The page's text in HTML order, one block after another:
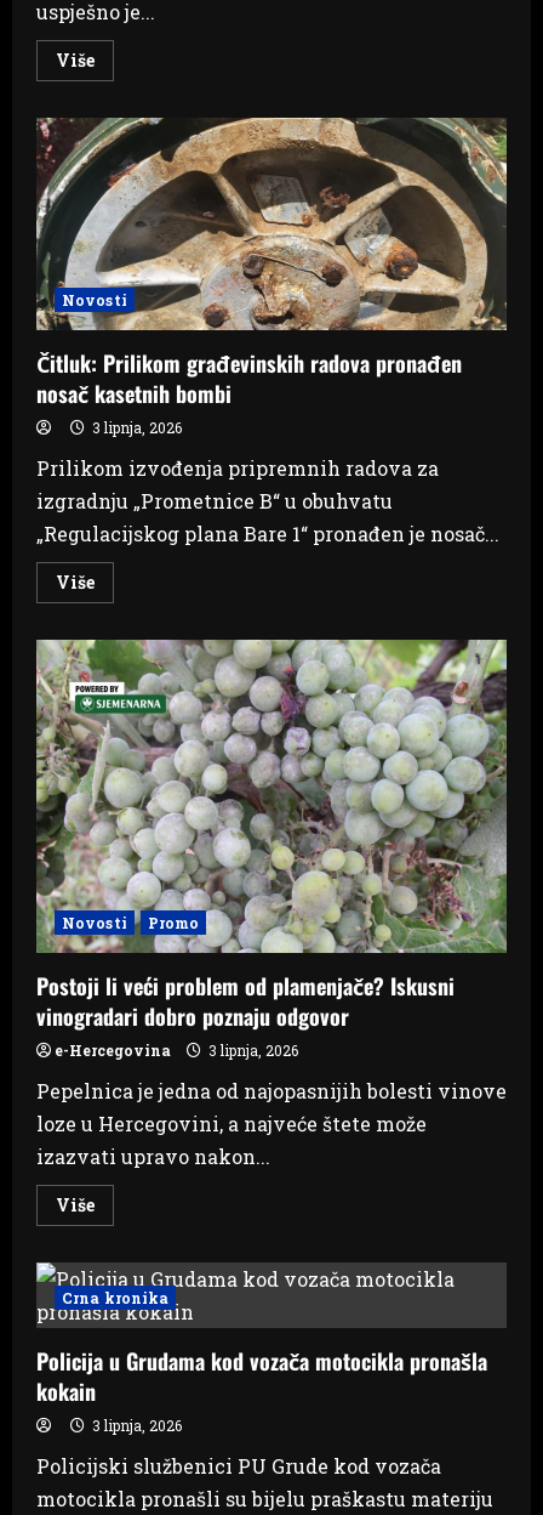
uspješno je...
VišeRead
more
Brijeg:
Završen
program
obuke
prve
pomoći
za
školsko
osoblje
Novosti
Čitluk: Prilikom građevinskih radova pronađen
nosač kasetnih bombi
3 lipnja, 2026
Prilikom izvođenja pripremnih radova za
izgradnju „Prometnice B“ u obuhvatu
„Regulacijskog plana Bare 1“ pronađen je nosač...
VišeRead
more
Prilikom
građevinskih
radova
pronađen
nosač
kasetnih
bombi
Novosti Promo
Postoji li veći problem od plamenjače? Iskusni
vinogradari dobro poznaju odgovor
e-Hercegovina 3 lipnja, 2026
Pepelnica je jedna od najopasnijih bolesti vinove
loze u Hercegovini, a najveće štete može
izazvati upravo nakon...
VišeRead
more
li
veći
problem
od
Iskusni
vinogradari
dobro
poznaju
odgovor
Crna kronika
Policija u Grudama kod vozača motocikla pronašla
kokain
3 lipnja, 2026
Policijski službenici PU Grude kod vozača
motocikla pronašli su bijelu praškastu materiju